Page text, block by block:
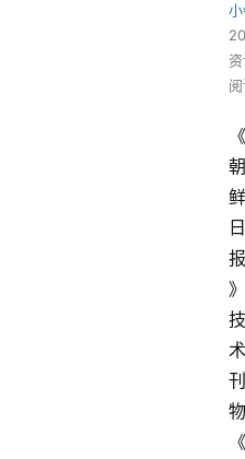
《
朝
鲜
日
报
》
技
术
刊
物
《